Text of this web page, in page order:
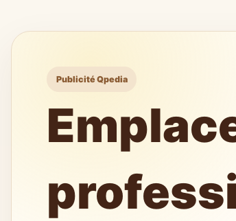
Publicité Qpedia